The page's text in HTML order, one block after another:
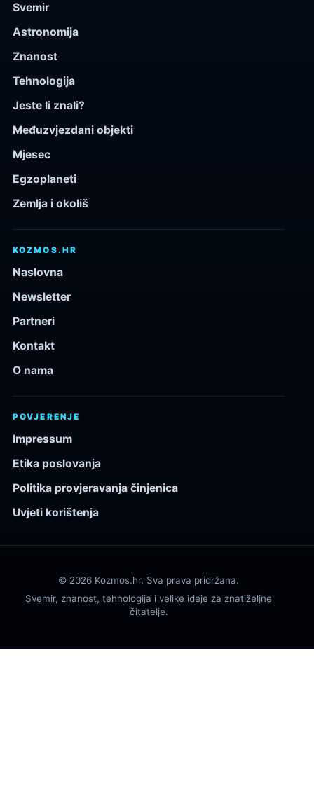
Svemir
Astronomija
Znanost
Tehnologija
Jeste li znali?
Međuzvjezdani objekti
Mjesec
Egzoplaneti
Zemlja i okoliš
KOZMOS.HR
Naslovna
Newsletter
Partneri
Kontakt
O nama
POVJERENJE
Impressum
Etika poslovanja
Politika provjeravanja činjenica
Uvjeti korištenja
© 2026 Kozmos.hr. Sva prava pridržana.
Svemir, znanost, tehnologija i velike ideje za znatiželjne
čitatelje.